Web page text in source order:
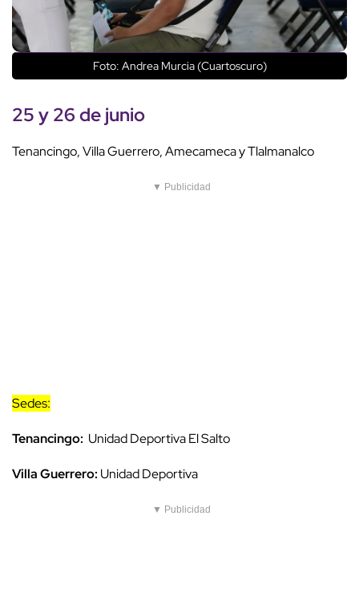
Foto: Andrea Murcia (Cuartoscuro)
25 y 26 de junio
Tenancingo, Villa Guerrero, Amecameca y Tlalmanalco
▼ Publicidad
Sedes:
Tenancingo: Unidad Deportiva El Salto
Villa Guerrero: Unidad Deportiva
▼ Publicidad